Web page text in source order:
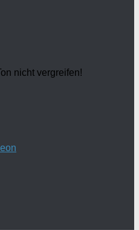
nicht vergreifen!